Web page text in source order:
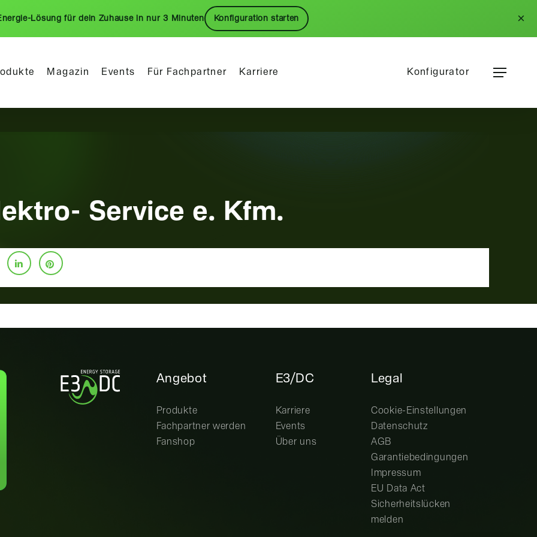
Lösung für dein Zuhause in nur 3 Minuten Konfiguration starten ×
Magazin Events Für Fachpartner Karriere Konfigurator Menu
Service e. Kfm.
Angebot
Produkte
Fachpartner werden
Fanshop
E3/DC
Karriere
Events
Über uns
Legal
Cookie-Einstellungen
Datenschutz
AGB
Garantiebedingungen
Impressum
EU Data Act
Sicherheitslücken
melden